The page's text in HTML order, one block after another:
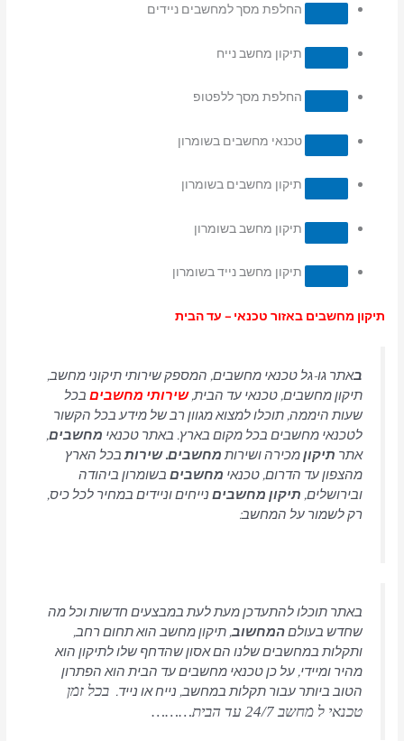
החלפת מסך למחשבים ניידים
תיקון מחשב נייח
החלפת מסך ללפטופ
טכנאי מחשבים בשומרון
תיקון מחשבים בשומרון
תיקון מחשב בשומרון
תיקון מחשב נייד בשומרון
תיקון מחשבים באזור טכנאי – עד הבית
אתר גו-גל טכנאי מחשבים, המספק שירותי תיקוני מחשב,
תיקון מחשבים, טכנאי עד הבית,שירותי מחשביםבכל
שעות היממה, תוכלו למצוא מגוון רב של מידע בכל הקשור
לטכנאי מחשבים בכל מקום בארץ. באתר טכנאימחשבים,
אתרתיקוןמכירה ושירותמחשבים. שירותבכל הארץ
מהצפון עד הדרום, טכנאימחשביםבשומרון ביהודה
ובירושלים,תיקון מחשביםנייחים וניידים במחיר לכל כיס,
רק לשמור על המחשב:
באתר תוכלו להתעדכן מעת לעת במבצעים חדשות וכל מה
שחדש בעולםהמחשוב, תיקון מחשב הוא תחום רחב,
ותקלות במחשבים שלנו הם אסון שהדחף שלו לתיקון הוא
מהיר ומיידי, על כן טכנאי מחשבים עד הבית הוא הפתרון
הטוב ביותר עבור תקלות במחשב, נייח או נייד.בכל זמן
טכנאי ל מחשב 24/7 עד הבית………